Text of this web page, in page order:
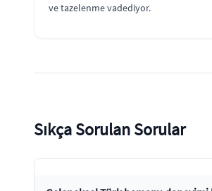
ve tazelenme vadediyor.
Sıkça Sorulan Sorular